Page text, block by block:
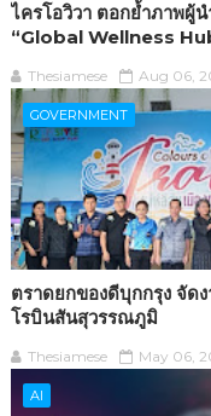
ไครโอวิวา ตอกย้ำภาพผู้
“Global Wellness
Thesiamese Aug 06,
GOVERNMENT
ตราดยกของดีบุกกรุง จั
โรบินสันสุวรรณภูมิ
Thesiamese May 06,
AI